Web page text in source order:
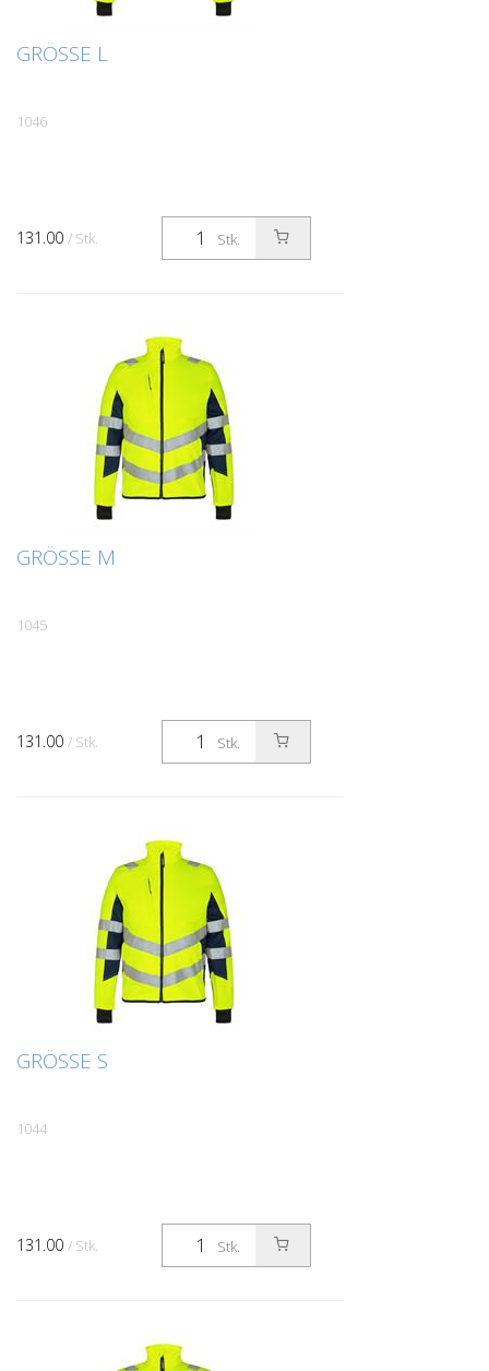
GRÖSSE L
1046
Stk.
131.00 / Stk.
GRÖSSE M
1045
Stk.
131.00 / Stk.
GRÖSSE S
1044
Stk.
131.00 / Stk.